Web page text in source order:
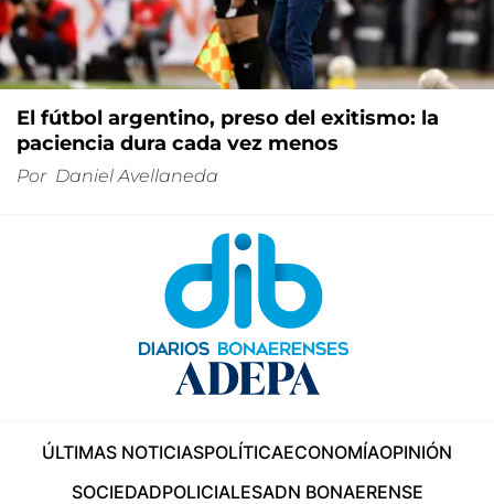
El fútbol argentino, preso del exitismo: la
paciencia dura cada vez menos
Por Daniel Avellaneda
ÚLTIMAS NOTICIASPOLÍTICAECONOMÍAOPINIÓN
SOCIEDADPOLICIALESADN BONAERENSE